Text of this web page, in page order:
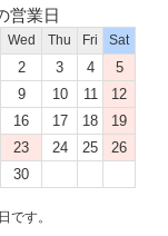
営業日
Wed Thu Fri Sat
2 3 4
5
9 10 11
12
16 17 18
19
23 24 25
26
30
です。